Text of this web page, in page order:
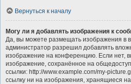
Вернуться к началу
Могу ли я добавлять изображения к
Да, вы можете размещать изображения в
администратор разрешил добавлять
изображение на конференцию. Если нет,
изображение, сохранённое на
ссылки: http://www.example.com/my-
ссылку ни на изображения, хранящиеся